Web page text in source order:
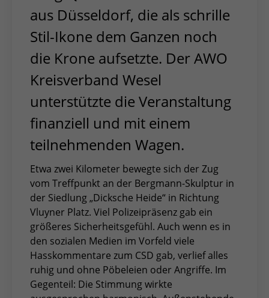
aus Düsseldorf, die als schrille
Stil-Ikone dem Ganzen noch
die Krone aufsetzte. Der AWO
Kreisverband Wesel
unterstützte die Veranstaltung
finanziell und mit einem
teilnehmenden Wagen.
Etwa zwei Kilometer bewegte sich der Zug
vom Treffpunkt an der Bergmann-Skulptur in
der Siedlung „Dicksche Heide“ in Richtung
Vluyner Platz. Viel Polizeipräsenz gab ein
größeres Sicherheitsgefühl. Auch wenn es in
den sozialen Medien im Vorfeld viele
Hasskommentare zum CSD gab, verlief alles
ruhig und ohne Pöbeleien oder Angriffe. Im
Gegenteil: Die Stimmung wirkte